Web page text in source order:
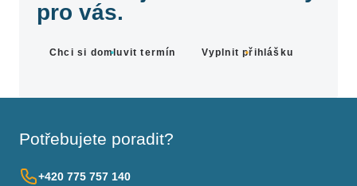
pro vás.
Chci si domluvit termín Vyplnit přihlášku
Potřebujete poradit?
+420 775 757 140